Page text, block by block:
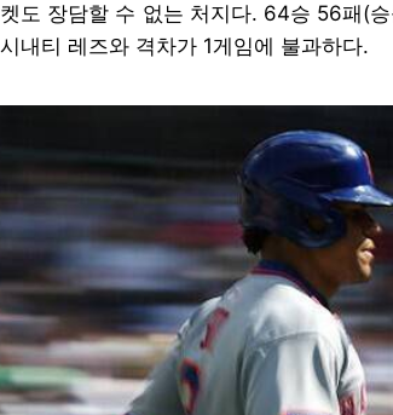
도 장담할 수 없는 처지다. 64승 56패(
내티 레즈와 격차가 1게임에 불과하다.